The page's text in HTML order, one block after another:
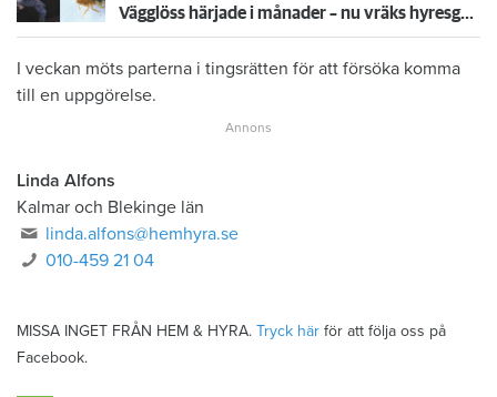
Vägglöss härjade i månader – nu vräks hyresgästen
I veckan möts parterna i tingsrätten för att försöka komma
till en uppgörelse.
Linda Alfons
Kalmar och Blekinge län
linda.alfons@hemhyra.se
010-459 21 04
MISSA INGET FRÅN HEM & HYRA. Tryck här för att följa oss på
Facebook.